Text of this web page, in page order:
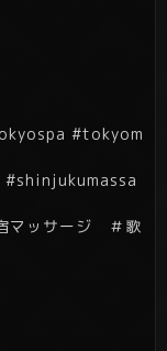
#tokyom
マッサージ ＃歌